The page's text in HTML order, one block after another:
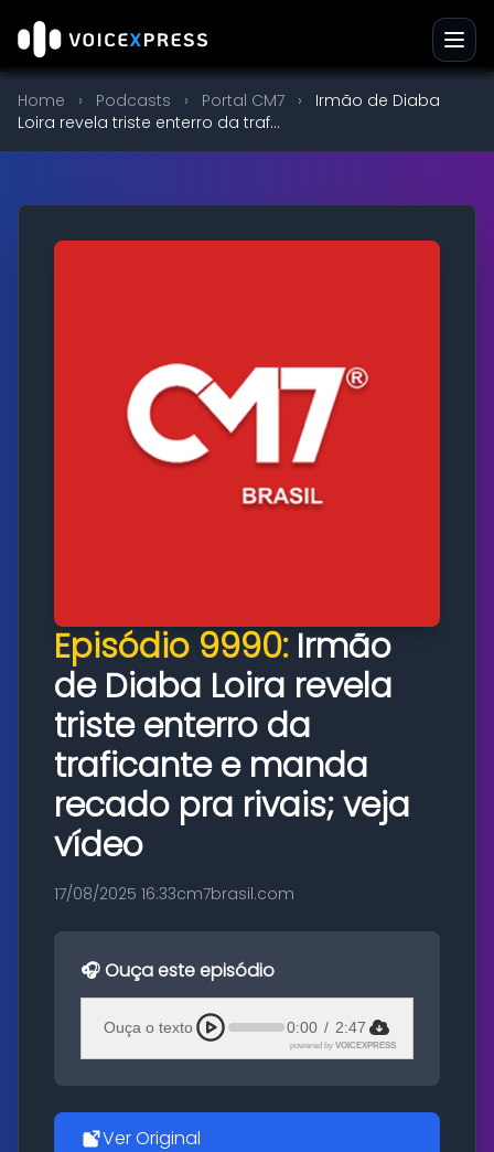
Home › Podcasts › Portal CM7 ›
Irmão de Diaba
Loira revela triste enterro da traf...
Episódio 9990: Irmão
de Diaba Loira revela
triste enterro da
traficante e manda
recado pra rivais; veja
vídeo
17/08/2025 16:33cm7brasil.com
🎧 Ouça este episódio
Ouça o texto 0:00 / 2:47
powered by VOICEXPRESS
Ver Original